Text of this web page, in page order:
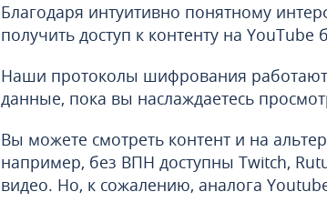
Благодаря интуитивно понятному
получить доступ к контенту на YouTube
Наши протоколы шифрования
данные, пока вы наслаждаетесь
Вы можете смотреть контент и на
например, без ВПН доступны Twitch,
видео. Но, к сожалению, аналога